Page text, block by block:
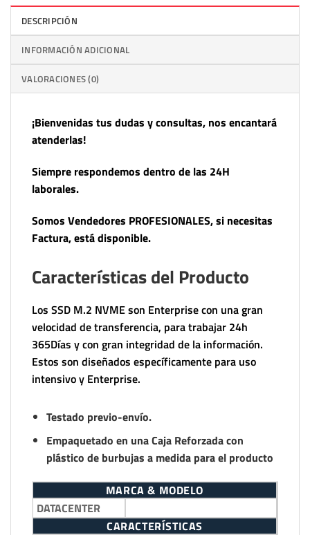
DESCRIPCIÓN
INFORMACIÓN ADICIONAL
VALORACIONES (0)
¡Bienvenidas tus dudas y consultas, nos encantará
atenderlas!
Siempre respondemos dentro de las 24H
laborales.
Somos Vendedores PROFESIONALES, si necesitas
Factura, está disponible.
Características del Producto
Los SSD M.2 NVME son Enterprise con una gran
velocidad de transferencia, para trabajar 24h
365Días y con gran integridad de la información.
Estos son diseñados específicamente para uso
intensivo y Enterprise.
Testado previo-envío.
Empaquetado en una Caja Reforzada con
plástico de burbujas a medida para el producto
MARCA & MODELO
DATACENTER
CARACTERÍSTICAS